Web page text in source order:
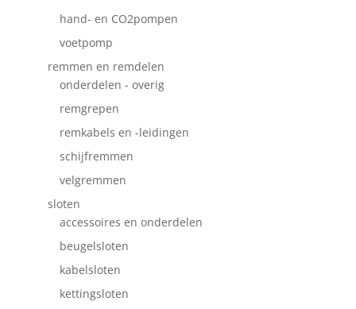
hand- en CO2pompen
voetpomp
remmen en remdelen
onderdelen - overig
remgrepen
remkabels en -leidingen
schijfremmen
velgremmen
sloten
accessoires en onderdelen
beugelsloten
kabelsloten
kettingsloten